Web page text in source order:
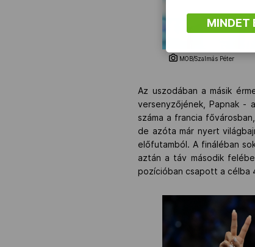
MOB/Szalmás Péter
Az uszodában a másik
versenyzőjének, Papnak -
száma a francia
de azóta már nyert
előfutamból. A fináléban
aztán a táv második
pozícióban csapott a célba
MINDET